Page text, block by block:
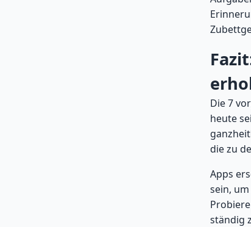
Die 7
heute
die zu
Apps
sein,
ständig